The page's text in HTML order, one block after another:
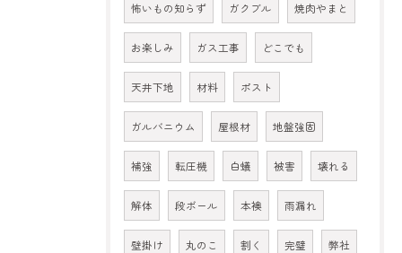
怖いもの知らず ガクブル 焼肉やまと
お楽しみ ガス工事 どこでも
天井下地 材料 ポスト
ガルバニウム 屋根材 地盤強固
補強 転圧機 白蟻 被害 壊れる
解体 段ボール 本襖 雨漏れ
壁掛け 丸のこ 割く 完璧 弊社